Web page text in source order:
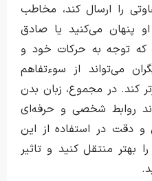
را ارسال کند، مخاطب
پنهان می‌کنید یا صادق
که توجه به حرکات خود و
می‌تواند از سوءتفاهم
کند. در مجموع، زبان بدن
روابط شخصی و حرفه‌ای
و دقت در استفاده از این
بهتر منتقل کنید و تاثیر